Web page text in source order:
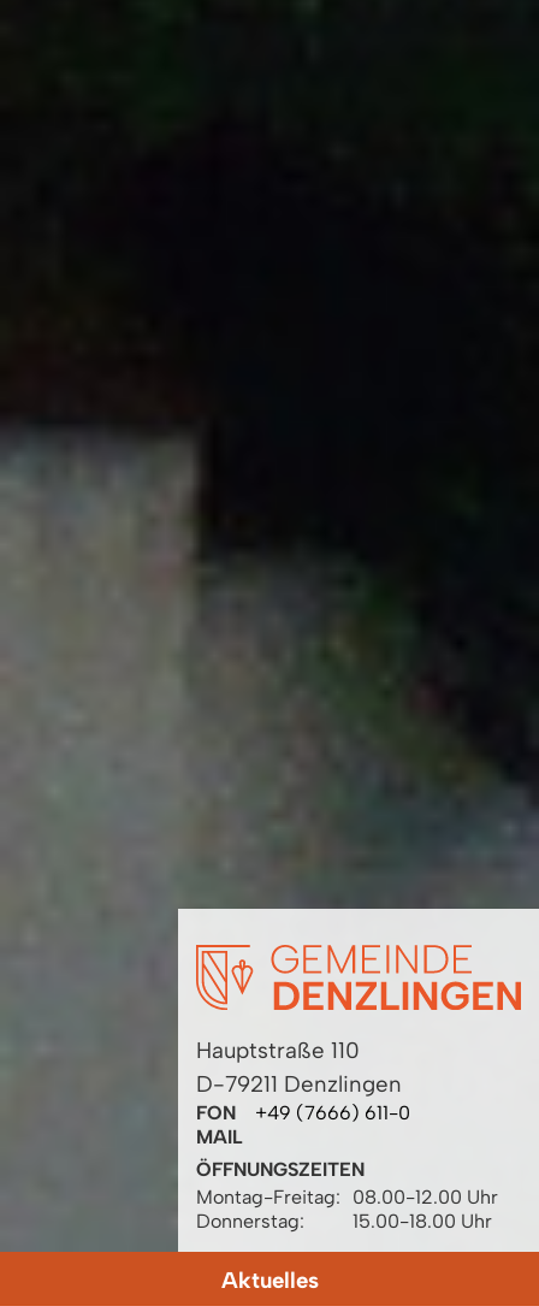
Hauptstraße 110
D-79211 Denzlingen
FON
+49 (7666) 611-0
MAIL
ÖFFNUNGSZEITEN
Montag-Freitag:
08.00-12.00 Uhr
Donnerstag:
15.00-18.00 Uhr
Aktuelles